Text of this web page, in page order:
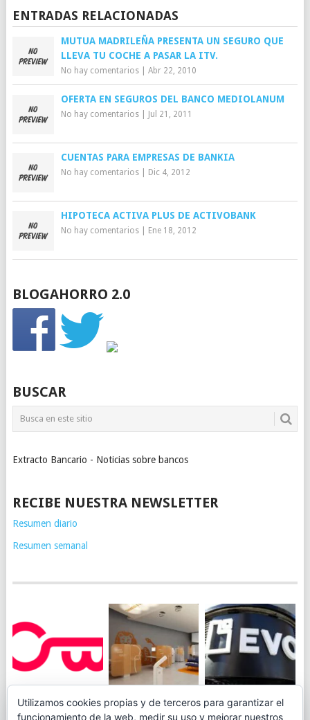
ENTRADAS RELACIONADAS
MUTUA MADRILEÑA PRESENTA UN SEGURO QUE
LLEVA TU COCHE A PASAR LA ITV.
No hay comentarios| Abr 22, 2010
OFERTA EN SEGUROS DEL BANCO MEDIOLANUM
No hay comentarios| Jul 21, 2011
CUENTAS PARA EMPRESAS DE BANKIA
No hay comentarios| Dic 4, 2012
HIPOTECA ACTIVA PLUS DE ACTIVOBANK
No hay comentarios| Ene 18, 2012
BLOGAHORRO 2.0
BUSCAR
Extracto Bancario - Noticias sobre bancos
RECIBE NUESTRA NEWSLETTER
Resumen diario
Resumen semanal
JUEGA AL
CANICÓDROMO
ING TOCA SUELO EN
EVO BANK
PERMITIRÁ
Utilizamos cookies propias y de terceros para garantizar el
funcionamiento de la web, medir su uso y mejorar nuestros